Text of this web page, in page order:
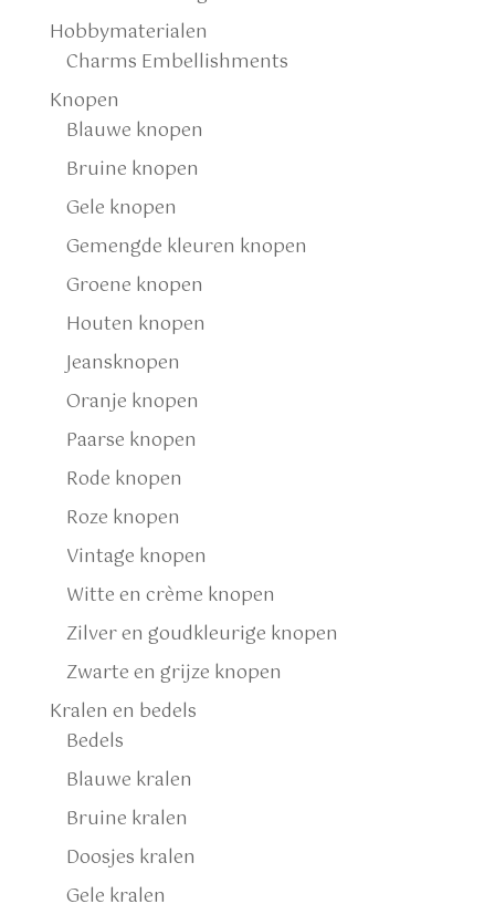
Hobbymaterialen
Charms Embellishments
Knopen
Blauwe knopen
Bruine knopen
Gele knopen
Gemengde kleuren knopen
Groene knopen
Houten knopen
Jeansknopen
Oranje knopen
Paarse knopen
Rode knopen
Roze knopen
Vintage knopen
Witte en crème knopen
Zilver en goudkleurige knopen
Zwarte en grijze knopen
Kralen en bedels
Bedels
Blauwe kralen
Bruine kralen
Doosjes kralen
Gele kralen